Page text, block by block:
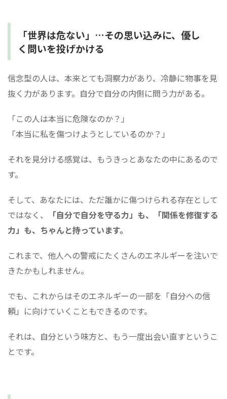
「世界は危ない」…その思い込みに、優し
く問いを投げかける
信念型の人は、本来とても洞察力があり、冷静に物事を見
抜く力があります。自分で自分の内側に問う力がある。
「この人は本当に危険なのか？」
「本当に私を傷つけようとしているのか？」
それを見分ける感覚は、もうきっとあなたの中にあるので
す。
そして、あなたには、ただ誰かに傷つけられる存在として
ではなく、
「自分で自分を守る力」も、「関係を修復する
力」も、ちゃんと持っています。
これまで、他人への警戒にたくさんのエネルギーを注いで
きたかもしれません。
でも、これからはそのエネルギーの一部を「自分への信
頼」に向けていくこともできるのです。
それは、自分という味方と、もう一度出会い直すというこ
とです。